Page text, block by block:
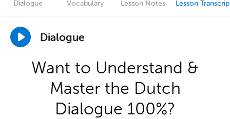
Dialogue Vocabulary Lesson Notes Lesson
Dialogue
Want to Understand &
Master the Dutch
Dialogue 100%?